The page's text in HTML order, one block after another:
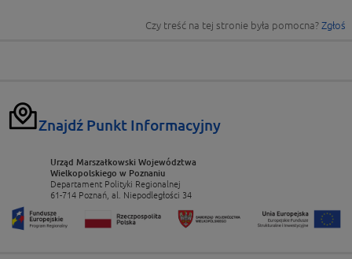
Czy treść na tej stronie była pomocna? Zgłoś
Znajdź Punkt Informacyjny
Urząd Marszałkowski Województwa
Wielkopolskiego w Poznaniu
Departament Polityki Regionalnej
61-714 Poznań, al. Niepodległości 34